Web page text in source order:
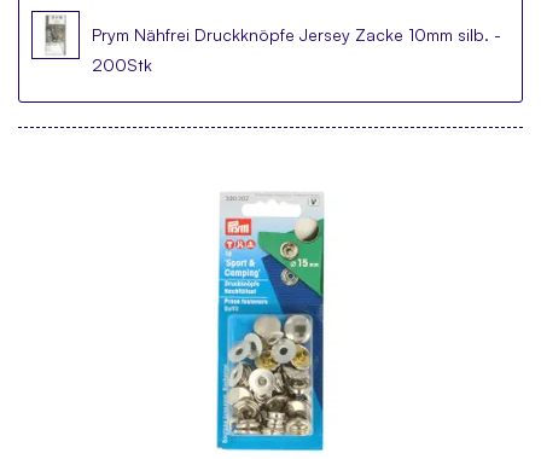
Prym Nähfrei Druckknöpfe Jersey Zacke 10mm silb. -
200Stk